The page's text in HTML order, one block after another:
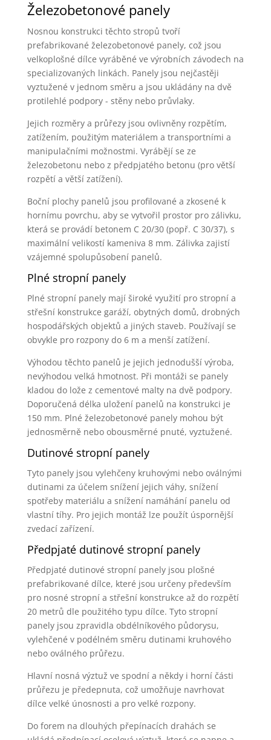
Železobetonové panely
Nosnou konstrukci těchto stropů tvoří
prefabrikované železobetonové panely, což jsou
velkoplošné dílce vyráběné ve výrobních závodech na
specializovaných linkách. Panely jsou nejčastěji
vyztužené v jednom směru a jsou ukládány na dvě
protilehlé podpory - stěny nebo průvlaky.
Jejich rozměry a průřezy jsou ovlivněny rozpětím,
zatížením, použitým materiálem a transportními a
manipulačními možnostmi. Vyrábějí se ze
železobetonu nebo z předpjatého betonu (pro větší
rozpětí a větší zatížení).
Boční plochy panelů jsou profilované a zkosené k
hornímu povrchu, aby se vytvořil prostor pro zálivku,
která se provádí betonem C 20/30 (popř. C 30/37), s
maximální velikostí kameniva 8 mm. Zálivka zajistí
vzájemné spolupůsobení panelů.
Plné stropní panely
Plné stropní panely mají široké využití pro stropní a
střešní konstrukce garáží, obytných domů, drobných
hospodářských objektů a jiných staveb. Používají se
obvykle pro rozpony do 6 m a menší zatížení.
Výhodou těchto panelů je jejich jednodušší výroba,
nevýhodou velká hmotnost. Při montáži se panely
kladou do lože z cementové malty na dvě podpory.
Doporučená délka uložení panelů na konstrukci je
150 mm. Plné železobetonové panely mohou být
jednosměrně nebo obousměrné pnuté, vyztužené.
Dutinové stropní panely
Tyto panely jsou vylehčeny kruhovými nebo oválnými
dutinami za účelem snížení jejich váhy, snížení
spotřeby materiálu a snížení namáhání panelu od
vlastní tíhy. Pro jejich montáž lze použít úspornější
zvedací zařízení.
Předpjaté dutinové stropní panely
Předpjaté dutinové stropní panely jsou plošné
prefabrikované dílce, které jsou určeny především
pro nosné stropní a střešní konstrukce až do rozpětí
20 metrů dle použitého typu dílce. Tyto stropní
panely jsou zpravidla obdélníkového půdorysu,
vylehčené v podélném směru dutinami kruhového
nebo oválného průřezu.
Hlavní nosná výztuž ve spodní a někdy i horní části
průřezu je předepnuta, což umožňuje navrhovat
dílce velké únosnosti a pro velké rozpony.
Do forem na dlouhých přepínacích drahách se